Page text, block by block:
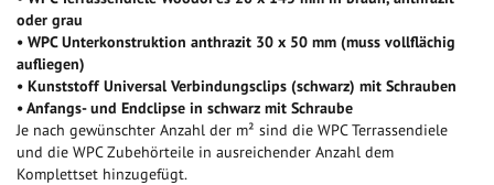
oder grau
• WPC Unterkonstruktion anthrazit 30 x 50 mm (muss vollflächig
aufliegen)
• Kunststoff Universal Verbindungsclips (schwarz) mit Schrauben
• Anfangs- und Endclipse in schwarz mit Schraube
Je nach gewünschter Anzahl der m² sind die WPC Terrassendiele
und die WPC Zubehörteile in ausreichender Anzahl dem
Komplettset hinzugefügt.